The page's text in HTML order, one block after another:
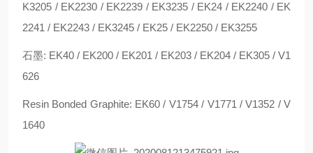
K3205 / EK2230 / EK2239 / EK3235 / EK24 / EK2240 / EK
2241 / EK2243 / EK3245 / EK25 / EK2250 / EK3255
石墨: EK40 / EK200 / EK201 / EK203 / EK204 / EK305 / V1
626
Resin Bonded Graphite: EK60 / V1754 / V1771 / V1352 / V
1640